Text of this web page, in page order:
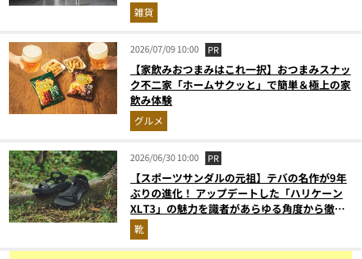
雑貨
2026/07/09 10:00 PR
【家飲みおつまみはこれ一択】おつまみスナッ
ク不二家「ホームサクッと」で簡単＆極上の家
飲み体験
グルメ
2026/06/30 10:00 PR
【スポーツサンダルの元祖】テバの名作が9年
ぶりの進化！ アップデートした「ハリケーン
XLT3」の魅力を識者があらゆる角度から徹底
解説！
靴